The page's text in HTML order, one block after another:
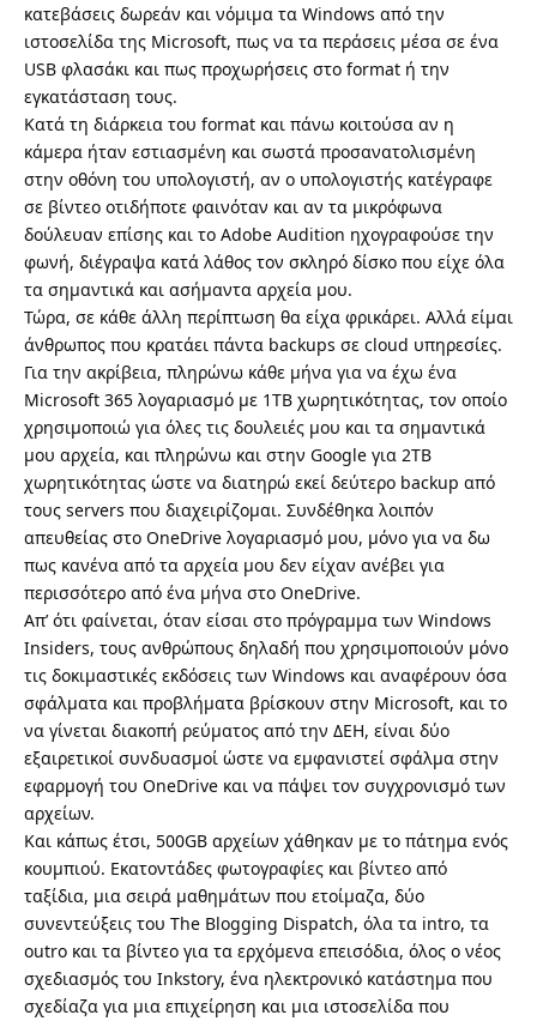
κατεβάσεις δωρεάν και νόμιμα τα Windows από την
ιστοσελίδα της Microsoft, πως να τα περάσεις μέσα σε ένα
USB φλασάκι και πως προχωρήσεις στο format ή την
εγκατάσταση τους.
Κατά τη διάρκεια του format και πάνω κοιτούσα αν η
κάμερα ήταν εστιασμένη και σωστά προσανατολισμένη
στην οθόνη του υπολογιστή, αν ο υπολογιστής κατέγραφε
σε βίντεο οτιδήποτε φαινόταν και αν τα μικρόφωνα
δούλευαν επίσης και το Adobe Audition ηχογραφούσε την
φωνή, διέγραψα κατά λάθος τον σκληρό δίσκο που είχε όλα
τα σημαντικά και ασήμαντα αρχεία μου.
Τώρα, σε κάθε άλλη περίπτωση θα είχα φρικάρει. Αλλά είμαι
άνθρωπος που κρατάει πάντα backups σε cloud υπηρεσίες.
Για την ακρίβεια, πληρώνω κάθε μήνα για να έχω ένα
Microsoft 365 λογαριασμό με 1TB χωρητικότητας, τον οποίο
χρησιμοποιώ για όλες τις δουλειές μου και τα σημαντικά
μου αρχεία, και πληρώνω και στην Google για 2TB
χωρητικότητας ώστε να διατηρώ εκεί δεύτερο backup από
τους servers που διαχειρίζομαι. Συνδέθηκα λοιπόν
απευθείας στο OneDrive λογαριασμό μου, μόνο για να δω
πως κανένα από τα αρχεία μου δεν είχαν ανέβει για
περισσότερο από ένα μήνα στο OneDrive.
Απ’ ότι φαίνεται, όταν είσαι στο πρόγραμμα των Windows
Insiders, τους ανθρώπους δηλαδή που χρησιμοποιούν μόνο
τις δοκιμαστικές εκδόσεις των Windows και αναφέρουν όσα
σφάλματα και προβλήματα βρίσκουν στην Microsoft, και το
να γίνεται διακοπή ρεύματος από την ΔΕΗ, είναι δύο
εξαιρετικοί συνδυασμοί ώστε να εμφανιστεί σφάλμα στην
εφαρμογή του OneDrive και να πάψει τον συγχρονισμό των
αρχείων.
Και κάπως έτσι, 500GB αρχείων χάθηκαν με το πάτημα ενός
κουμπιού. Εκατοντάδες φωτογραφίες και βίντεο από
ταξίδια, μια σειρά μαθημάτων που ετοίμαζα, δύο
συνεντεύξεις του The Blogging Dispatch, όλα τα intro, τα
outro και τα βίντεο για τα ερχόμενα επεισόδια, όλος ο νέος
σχεδιασμός του Inkstory, ένα ηλεκτρονικό κατάστημα που
σχεδίαζα για μια επιχείρηση και μια ιστοσελίδα που